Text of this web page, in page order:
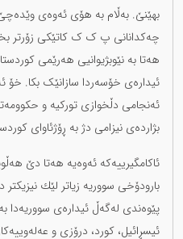
بهێنێ. بەڵام بە هۆی ئەوەی
چەكدانانی پ ک ک کاتێکی زۆرتر
هەتا بە نێوبژیوانیی هەرێمی
ئیدارەی خۆسەردا سازانێک بکا. خۆ
ئەنجامی دڵخوازی تورکیە و
بژاردەی نیزامی دژ بە ڕۆژئاوای
ئاکامگیرییەکە ئەوەیە هەتا دێ
بارودۆخی سووریە زیاتر لێك نیزیكتر
پێوەندی لەگەڵ ئیدارەی سووریەدا
ئیسڕائیل، كورد، درۆزی و